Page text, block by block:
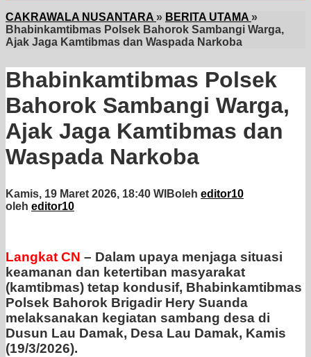
CAKRAWALA NUSANTARA » BERITA UTAMA »
Bhabinkamtibmas Polsek Bahorok Sambangi Warga,
Ajak Jaga Kamtibmas dan Waspada Narkoba
Bhabinkamtibmas Polsek
Bahorok Sambangi Warga,
Ajak Jaga Kamtibmas dan
Waspada Narkoba
Kamis, 19 Maret 2026, 18:40 WIBoleh editor10
oleh editor10
Langkat CN – Dalam upaya menjaga situasi
keamanan dan ketertiban masyarakat
(kamtibmas) tetap kondusif, Bhabinkamtibmas
Polsek Bahorok Brigadir Hery Suanda
melaksanakan kegiatan sambang desa di
Dusun Lau Damak, Desa Lau Damak, Kamis
(19/3/2026).